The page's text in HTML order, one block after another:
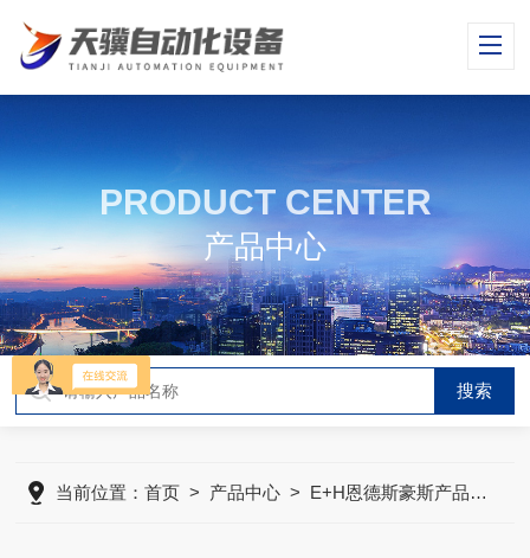
PRODUCT CENTER
产品中心
当前位置：首页 > 产品中心 > E+H恩德斯豪斯产品>